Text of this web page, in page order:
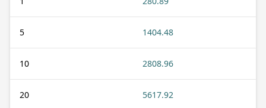
5 1404.48
10 2808.96
20 5617.92